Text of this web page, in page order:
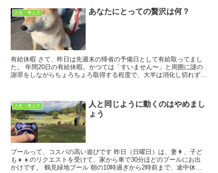
人生・考え方 あなたにとっての贅沢は何？
有給休暇 さて、昨日は先週末の帰省の予備日として有給取ってまし
た。 年間20日の有給休暇。かつては「すいません〜」と周囲に謎の
謝罪をしながらちょろちょろ取得する程度で、大半は消化し切れずに
人生・考え方
人と同じように動くのはやめまし
ょう
プールって、コスパの高い遊びです 昨日（日曜日）は、妻👩、子ど
も👧👧のリクエストを受けて、家から車で30分ほどのプールにお出
かけです。 鶴見緑地プール 朝の10時過ぎから2時前まで、途中休憩